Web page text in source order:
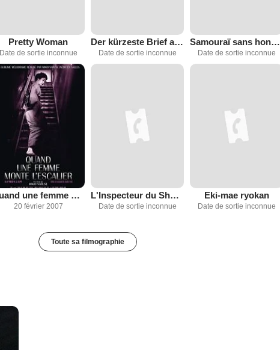
Pretty Woman
Date de sortie inconnue
Der kürzeste Brief an die Mutter
Date de sortie inconnue
Samouraï sans honneur
Date de sortie inconnue
Quand une femme monte l'escalier
20 février 2007
L'Inspecteur du Shōgun
Date de sortie inconnue
Eki-mae ryokan
Date de sortie inconnue
Toute sa filmographie